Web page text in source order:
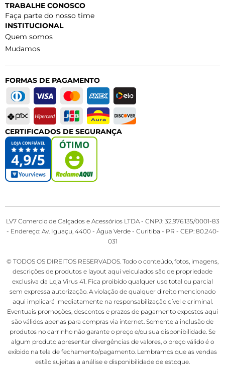
TRABALHE CONOSCO
Faça parte do nosso time
INSTITUCIONAL
Quem somos
Mudamos
FORMAS DE PAGAMENTO
CERTIFICADOS DE SEGURANÇA
LV7 Comercio de Calçados e Acessórios LTDA - CNPJ: 32.976.135/0001-83
- Endereço: Av. Iguaçu, 4400 - Água Verde - Curitiba - PR - CEP: 80.240-
031
© TODOS OS DIREITOS RESERVADOS. Todo o conteúdo, fotos, imagens,
descrições de produtos e layout aqui veiculados são de propriedade
exclusiva da Loja Virus 41. Fica proibido qualquer uso total ou parcial
sem expressa autorização. A violação de qualquer direito mencionado
aqui implicará imediatamente na responsabilização cível e criminal.
Eventuais promoções, descontos e prazos de pagamento expostos aqui
são válidos apenas para compras via internet. Somente a inclusão de
produtos no carrinho não garante o preço e/ou sua disponibilidade. Se
algum produto apresentar divergências de valores, o preço válido é o
exibido na tela de fechamento/pagamento. Lembramos que as vendas
estão sujeitas a análise e disponibilidade de estoque.